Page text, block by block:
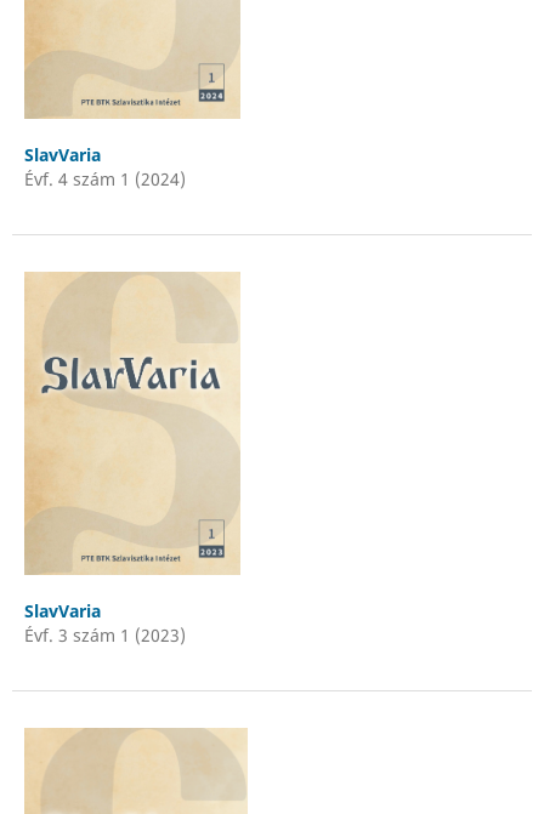
SlavVaria
Évf. 4 szám 1 (2024)
SlavVaria
Évf. 3 szám 1 (2023)